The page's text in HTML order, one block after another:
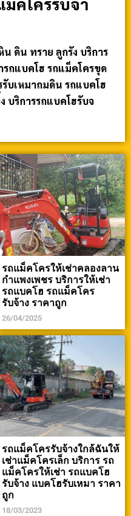
ดิน ทราย ลูกรัง บริการ
รถแบคโฮ รถแม็คโครขุด
บเหมาถมดิน รถแบคโฮ
บริการรถแบคโฮรับจ
รถแม็คโครให้เช่าคลองลาน
กำแพงเพชร บริการให้เช่า
รถแบคโฮ รถแม็คโคร
รับจ้าง ราคาถูก
26/04/2025
รถแม็คโครรับจ้างใกล้ฉันให้
เช่าแม็คโครเล็ก บริการ รถ
แม็คโครให้เช่า รถแบคโฮ
รับจ้าง แบคโฮรับเหมา ราคา
ถูก
18/03/2023